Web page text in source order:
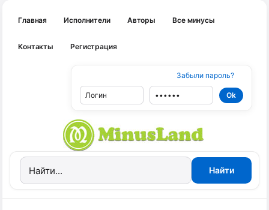
Главная Исполнители Авторы Все минусы
Контакты Регистрация
Забыли пароль?